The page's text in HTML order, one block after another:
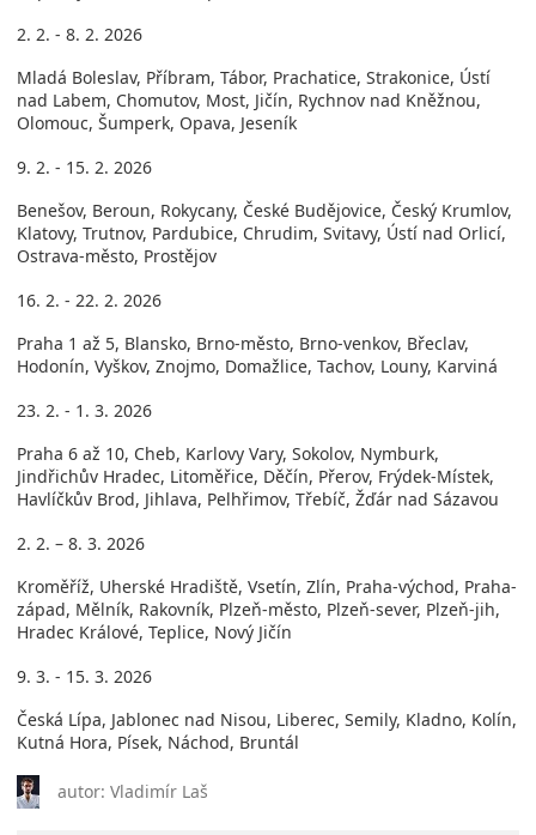
2. 2. - 8. 2. 2026
Mladá Boleslav, Příbram, Tábor, Prachatice, Strakonice, Ústí
nad Labem, Chomutov, Most, Jičín, Rychnov nad Kněžnou,
Olomouc, Šumperk, Opava, Jeseník
9. 2. - 15. 2. 2026
Benešov, Beroun, Rokycany, České Budějovice, Český Krumlov,
Klatovy, Trutnov, Pardubice, Chrudim, Svitavy, Ústí nad Orlicí,
Ostrava-město, Prostějov
16. 2. - 22. 2. 2026
Praha 1 až 5, Blansko, Brno-město, Brno-venkov, Břeclav,
Hodonín, Vyškov, Znojmo, Domažlice, Tachov, Louny, Karviná
23. 2. - 1. 3. 2026
Praha 6 až 10, Cheb, Karlovy Vary, Sokolov, Nymburk,
Jindřichův Hradec, Litoměřice, Děčín, Přerov, Frýdek-Místek,
Havlíčkův Brod, Jihlava, Pelhřimov, Třebíč, Žďár nad Sázavou
2. 2. – 8. 3. 2026
Kroměříž, Uherské Hradiště, Vsetín, Zlín, Praha-východ, Praha-
západ, Mělník, Rakovník, Plzeň-město, Plzeň-sever, Plzeň-jih,
Hradec Králové, Teplice, Nový Jičín
9. 3. - 15. 3. 2026
Česká Lípa, Jablonec nad Nisou, Liberec, Semily, Kladno, Kolín,
Kutná Hora, Písek, Náchod, Bruntál
autor: Vladimír Laš